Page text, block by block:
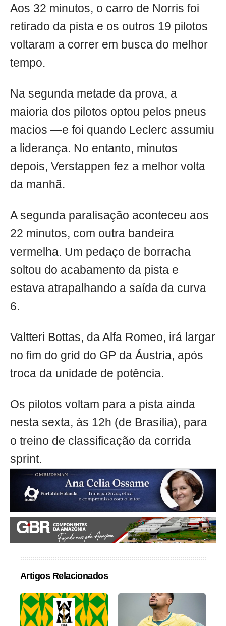
Aos 32 minutos, o carro de Norris foi
retirado da pista e os outros 19 pilotos
voltaram a correr em busca do melhor
tempo.
Na segunda metade da prova, a
maioria dos pilotos optou pelos pneus
macios —e foi quando Leclerc assumiu
a liderança. No entanto, minutos
depois, Verstappen fez a melhor volta
da manhã.
A segunda paralisação aconteceu aos
22 minutos, com outra bandeira
vermelha. Um pedaço de borracha
soltou do acabamento da pista e
estava atrapalhando a saída da curva
6.
Valtteri Bottas, da Alfa Romeo, irá largar
no fim do grid do GP da Áustria, após
troca da unidade de potência.
Os pilotos voltam para a pista ainda
nesta sexta, às 12h (de Brasília), para
o treino de classificação da corrida
sprint.
Artigos Relacionados